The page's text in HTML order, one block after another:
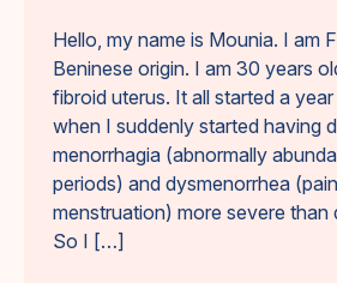
Hello, my name is Mounia. I am
Beninese origin. I am 30 years
fibroid uterus. It all started a
when I suddenly started having
menorrhagia (abnormally
periods) and dysmenorrhea
menstruation) more severe than
So I […]